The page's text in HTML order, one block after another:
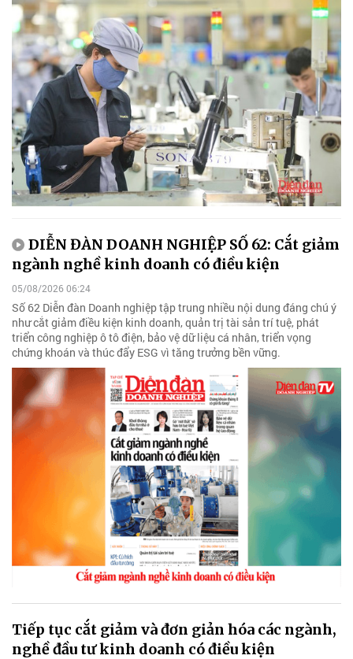
DIỄN ĐÀN DOANH NGHIỆP SỐ 62: Cắt giảm
ngành nghề kinh doanh có điều kiện
05/08/2026 06:24
Số 62 Diễn đàn Doanh nghiệp tập trung nhiều nội dung đáng chú ý
như cắt giảm điều kiện kinh doanh, quản trị tài sản trí tuệ, phát
triển công nghiệp ô tô điện, bảo vệ dữ liệu cá nhân, triển vọng
chứng khoán và thúc đẩy ESG vì tăng trưởng bền vững.
Tiếp tục cắt giảm và đơn giản hóa các ngành,
nghề đầu tư kinh doanh có điều kiện